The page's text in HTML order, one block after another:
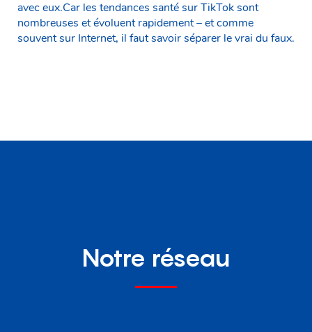
avec eux.Car les tendances santé sur TikTok sont
nombreuses et évoluent rapidement – et comme
souvent sur Internet, il faut savoir séparer le vrai du faux.
Notre réseau